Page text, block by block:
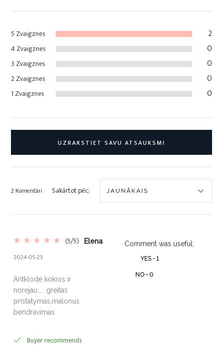
5 Zvaigznes 2
4 Zvaigznes 0
3 Zvaigznes 0
2 Zvaigznes 0
1 Zvaigznes 0
UZRAKSTIET SAVU ATSAUKSMI
2 Komentāri Sakārtot pēc:
(5/5) Elena
2024-05-23
Antklode kokios ir
norejau......greitas
pristatymas,malonus
bendravimas
Buyer recommends
Comment was useful:
YES •1
NO • 0